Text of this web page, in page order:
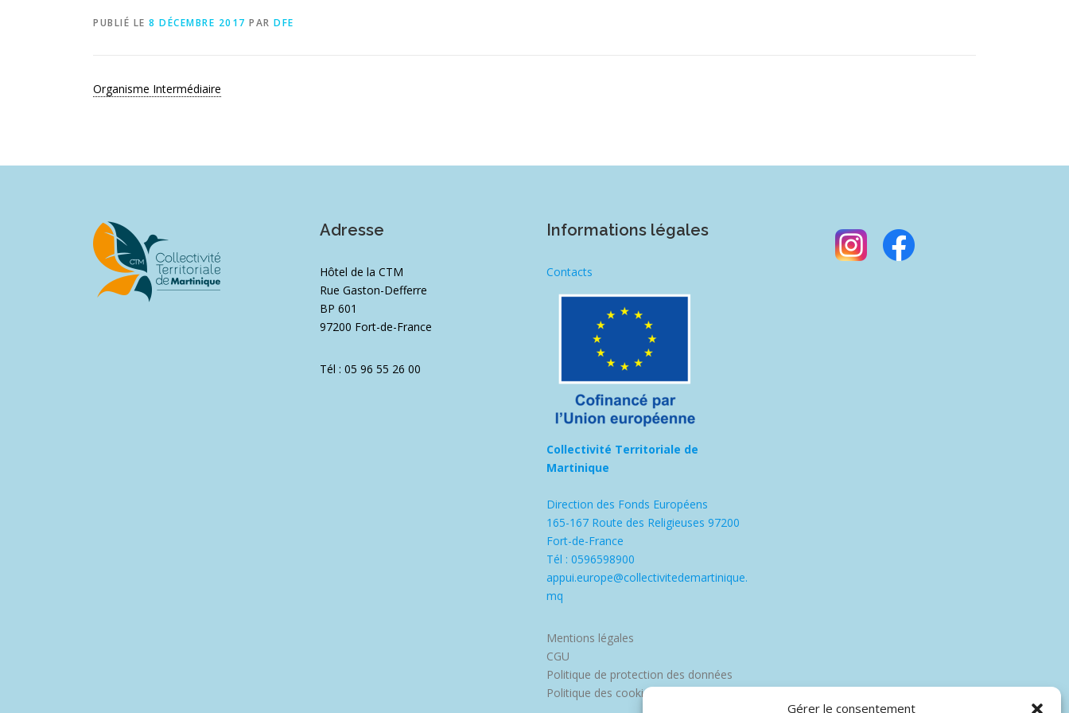
Gérer le consentement
PUBLIÉ LE 8 DÉCEMBRE 2017 PAR DFE
Organisme Intermédiaire
Adresse
Hôtel de la CTM
Rue Gaston-Defferre
BP 601
97200 Fort-de-France
Tél : 05 96 55 26 00
Informations légales
Contacts
Collectivité Territoriale de
Martinique
Direction des Fonds Européens
165-167 Route des Religieuses 97200
Fort-de-France
Tél : 0596598900
appui.europe@collectivitedemartinique.
mq
Mentions légales
CGU
Politique de protection des données
Politique des cookies